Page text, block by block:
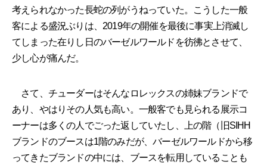
考えられなかった長蛇の列がうねっていた。こうした一般
客による盛況ぶりは、2019年の開催を最後に事実上消滅し
てしまった在りし日のバーゼルワールドを彷彿とさせて、
少し心が痛んだ。
さて、チューダーはそんなロレックスの姉妹ブランドで
あり、やはりその人気も高い。一般客でも見られる展示コ
ーナーは多くの人でごった返していたし、上の階（旧SIHH
ブランドのブースは1階のみだが、バーゼルワールドから移
ってきたブランドの中には、ブースを転用していることも